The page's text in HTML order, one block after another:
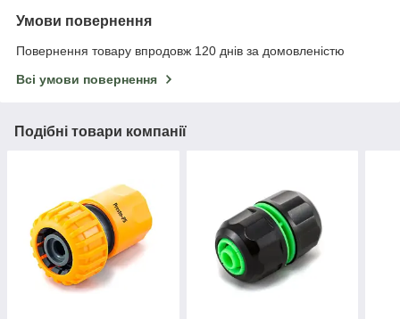
Умови повернення
Повернення товару впродовж 120 днів за домовленістю
Всі умови повернення
Подібні товари компанії